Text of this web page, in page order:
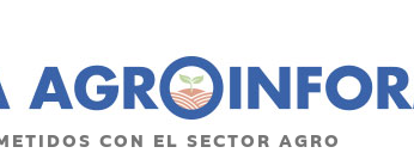
CON EL SECTOR AGRO